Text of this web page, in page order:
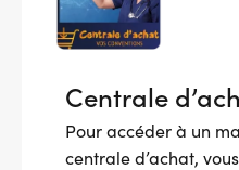
Centrale
Pour accéder à un
centrale d’achat,